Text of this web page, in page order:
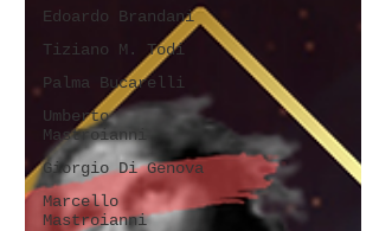
Edoardo Brandani
Tiziano M. Todi
Palma Bucarelli
Umberto
Mastroianni
Giorgio Di Genova
Marcello
Mastroianni